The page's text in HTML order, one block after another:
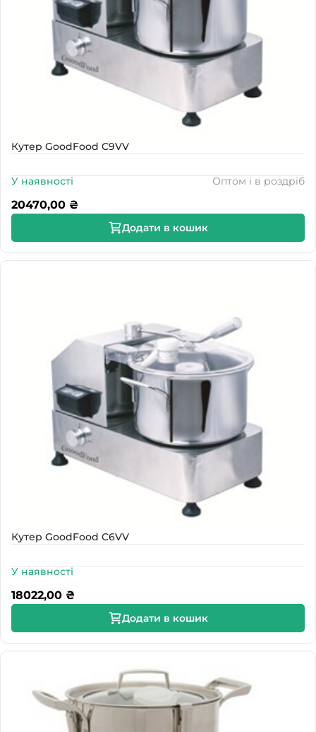
Кутер GoodFood C9VV
У наявності Оптом і в роздріб
20470,00 ₴
Додати в кошик
Кутер GoodFood C6VV
У наявності
18022,00 ₴
Додати в кошик